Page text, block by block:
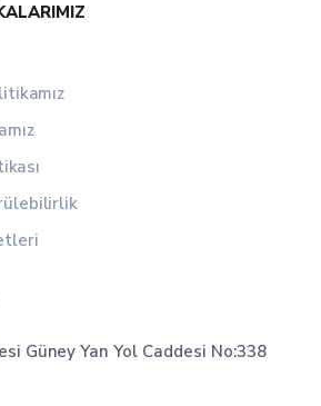
Güney Yan Yol Caddesi No:338